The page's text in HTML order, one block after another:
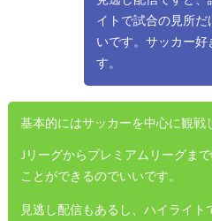
イトで試合の見所
いです。サッカー好
す。
基本的にはサッカーを中心に観戦
Jリーグからプレミアムリーグま
ことができるのでいいです。
見逃し配信もあるし、ハイライト